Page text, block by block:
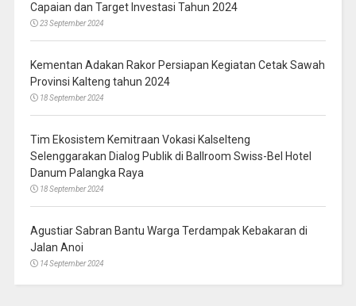
Capaian dan Target Investasi Tahun 2024
23 September 2024
Kementan Adakan Rakor Persiapan Kegiatan Cetak Sawah
Provinsi Kalteng tahun 2024
18 September 2024
Tim Ekosistem Kemitraan Vokasi Kalselteng
Selenggarakan Dialog Publik di Ballroom Swiss-Bel Hotel
Danum Palangka Raya
18 September 2024
Agustiar Sabran Bantu Warga Terdampak Kebakaran di
Jalan Anoi
14 September 2024